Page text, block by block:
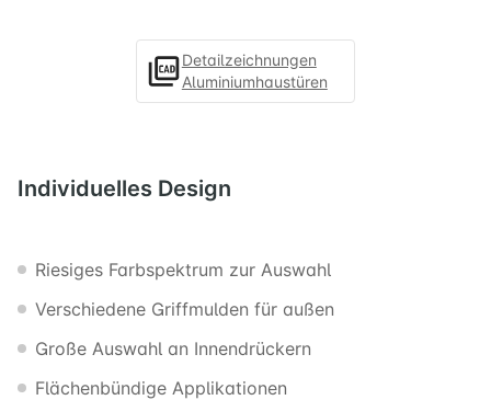
Detailzeichnungen
Aluminiumhaustüren
Individuelles Design
Riesiges Farbspektrum zur Auswahl
Verschiedene Griffmulden für außen
Große Auswahl an Innendrückern
Flächenbündige Applikationen